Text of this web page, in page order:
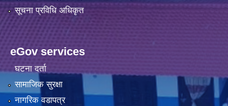
सूचना प्रविधि अधिकृत
eGov services
घटना दर्ता
सामाजिक सुरक्षा
नागरिक वडापत्र